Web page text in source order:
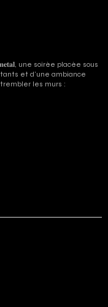
une soirée placée sous
et d'une ambiance
trembler les murs :